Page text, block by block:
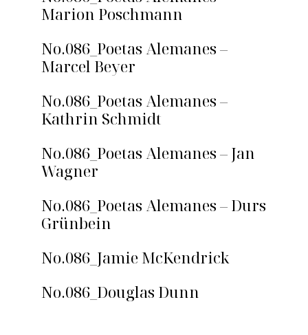
Marion Poschmann
No.086_Poetas Alemanes –
Marcel Beyer
No.086_Poetas Alemanes –
Kathrin Schmidt
No.086_Poetas Alemanes – Jan
Wagner
No.086_Poetas Alemanes – Durs
Grünbein
No.086_Jamie McKendrick
No.086_Douglas Dunn